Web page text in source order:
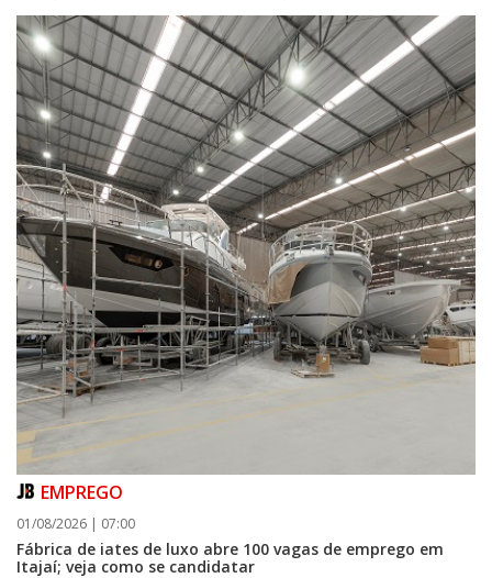
06/08/2026 | 07:00
Camboriú: exposição de arte transforma o Paço Municipal em um espaço
de cultura
EMPREGO
01/08/2026 | 07:00
Fábrica de iates de luxo abre 100 vagas de emprego em
Itajaí; veja como se candidatar